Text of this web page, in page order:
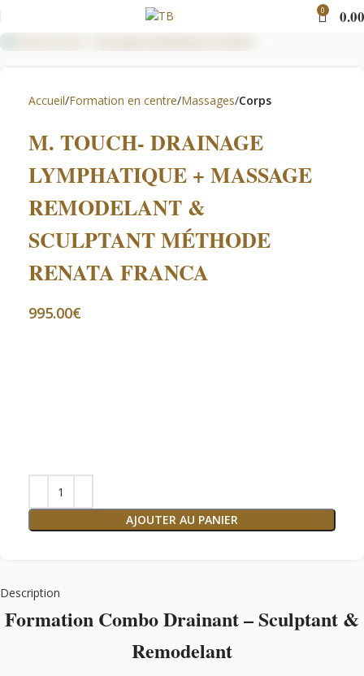
0 0.00
Accueil Formation en centre Massages Corps
M. TOUCH- DRAINAGE
LYMPHATIQUE + MASSAGE
REMODELANT &
SCULPTANT MÉTHODE
RENATA FRANCA
€
AJOUTER AU PANIER
Description
Formation Combo Drainant – Sculptant &
Remodelant